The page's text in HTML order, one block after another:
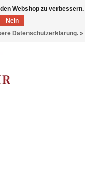
Webshop zu verbessern.
Nein
Datenschutzerklärung. »